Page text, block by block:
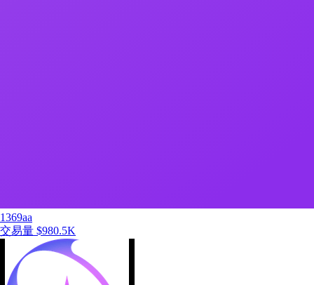
1369aa
交易量 $980.5K